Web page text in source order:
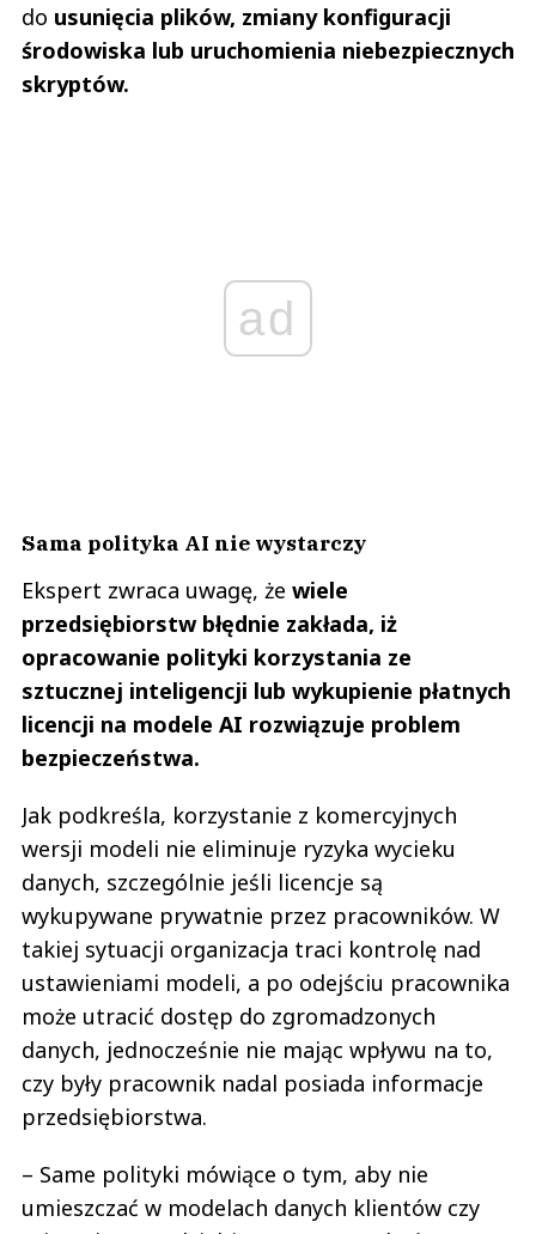
do usunięcia plików, zmiany konfiguracji
środowiska lub uruchomienia niebezpiecznych
skryptów.
ad
Sama polityka AI nie wystarczy
Ekspert zwraca uwagę, że wiele
przedsiębiorstw błędnie zakłada, iż
opracowanie polityki korzystania ze
sztucznej inteligencji lub wykupienie płatnych
licencji na modele AI rozwiązuje problem
bezpieczeństwa.
Jak podkreśla, korzystanie z komercyjnych
wersji modeli nie eliminuje ryzyka wycieku
danych, szczególnie jeśli licencje są
wykupywane prywatnie przez pracowników. W
takiej sytuacji organizacja traci kontrolę nad
ustawieniami modeli, a po odejściu pracownika
może utracić dostęp do zgromadzonych
danych, jednocześnie nie mając wpływu na to,
czy były pracownik nadal posiada informacje
przedsiębiorstwa.
– Same polityki mówiące o tym, aby nie
umieszczać w modelach danych klientów czy